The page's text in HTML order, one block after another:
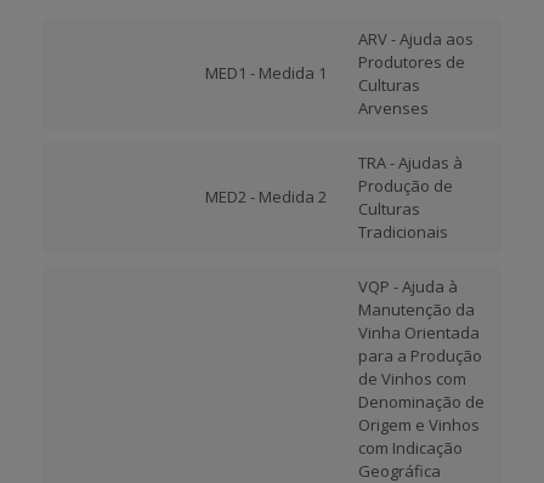
MED1 - Medida 1
ARV - Ajuda aos
Produtores de
Culturas
Arvenses
MED2 - Medida 2
TRA - Ajudas à
Produção de
Culturas
Tradicionais
VQP - Ajuda à
Manutenção da
Vinha Orientada
para a Produção
de Vinhos com
Denominação de
Origem e Vinhos
com Indicação
Geográfica